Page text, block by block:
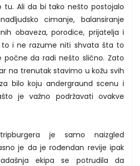
tu. Ali da bi tako nešto postojalo
cimanje, balansiranje
obaveza, porodice, prijatelja i
i ne razume niti shvata šta to
počne da radi nešto slično. Zato
na trenutak stavimo u kožu svih
bilo koju andergraund scenu i
je važno podržavati ovakve
je samo naizgled
je da je rođendan revije ipak
ekipa se potrudila da